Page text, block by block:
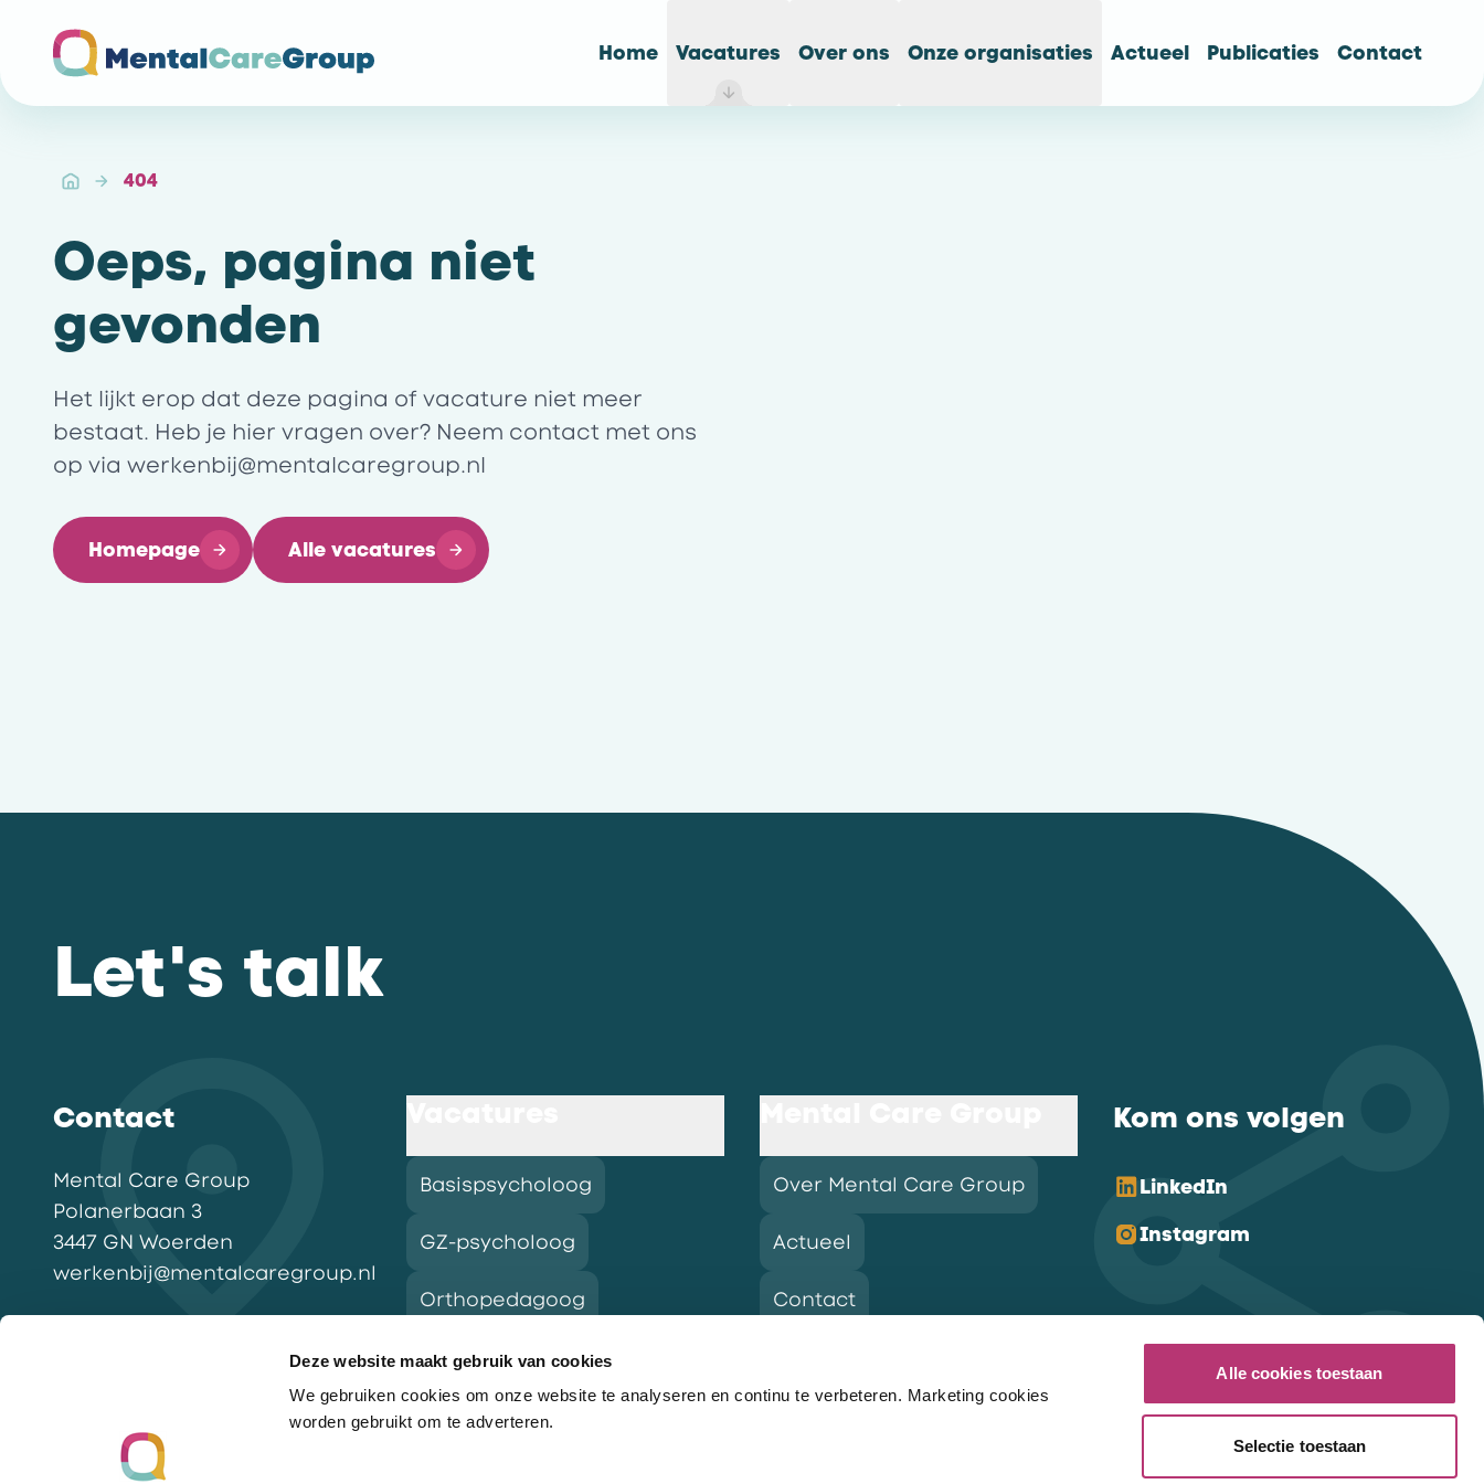
Deze website maakt gebruik van cookies
We gebruiken cookies om onze website te analyseren en continu te verbeteren. Marketing cookies
worden gebruikt om te adverteren.
Alle cookies toestaan
Selectie toestaan
Home Vacatures Over ons Onze organisaties Actueel Publicaties Contact
404
Oeps, pagina niet
gevonden
Het lijkt erop dat deze pagina of vacature niet meer
bestaat. Heb je hier vragen over? Neem contact met ons
op via werkenbij@mentalcaregroup.nl
Homepage Alle vacatures
Let's talk
Contact
Mental Care Group
Polanerbaan 3
3447 GN Woerden
werkenbij@mentalcaregroup.nl
Basispsycholoog
GZ-psycholoog
Orthopedagoog
Over Mental Care Group
Actueel
Contact
Kom ons volgen
LinkedIn
Instagram
Ga naar de homepagina
Vacatures